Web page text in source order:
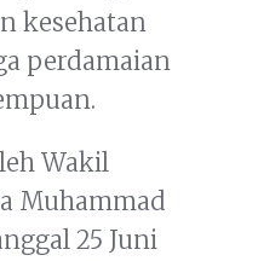
kesehatan
perdamaian
Wakil
Muhammad
25 Juni